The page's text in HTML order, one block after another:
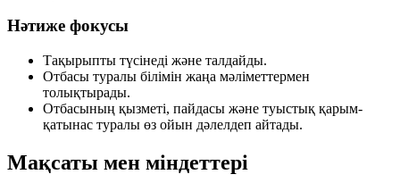
Нәтиже фокусы
Тақырыпты түсінеді және талдайды.
Отбасы туралы білімін жаңа мәліметтермен
толықтырады.
Отбасының қызметі, пайдасы және туыстық қарым-
қатынас туралы өз ойын дәлелдеп айтады.
Мақсаты мен міндеттері